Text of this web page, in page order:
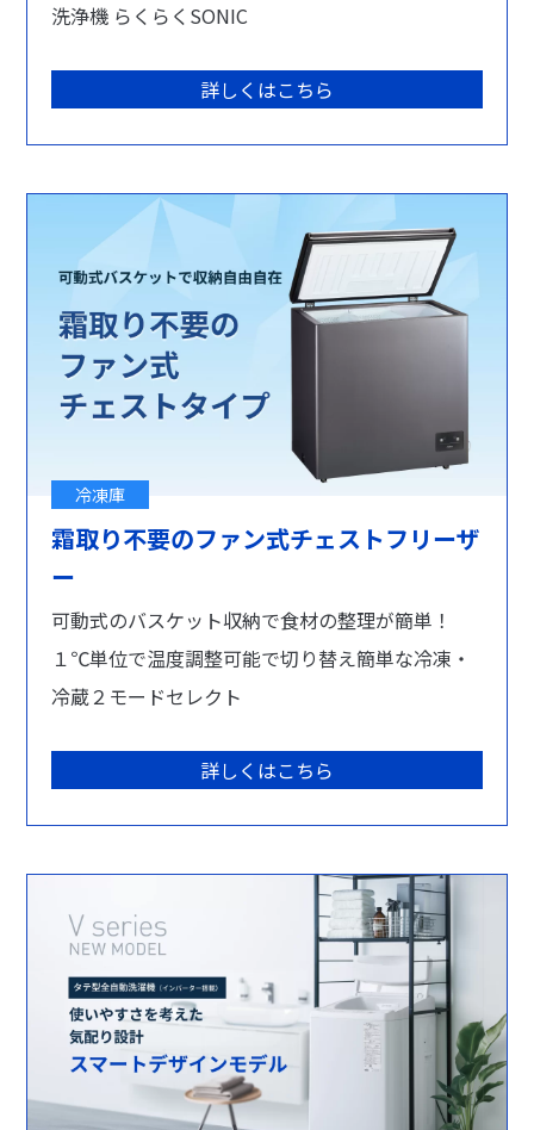
洗浄機 らくらくSONIC
詳しくはこちら
冷凍庫
霜取り不要のファン式チェストフリーザ
ー
可動式のバスケット収納で食材の整理が簡単！
１℃単位で温度調整可能で切り替え簡単な冷凍・
冷蔵２モードセレクト
詳しくはこちら